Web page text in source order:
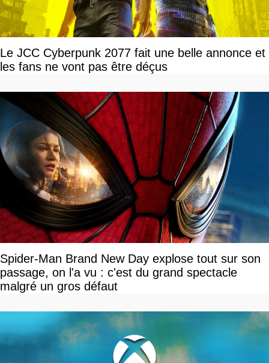
Le JCC Cyberpunk 2077 fait une belle annonce et
les fans ne vont pas être déçus
Spider-Man Brand New Day explose tout sur son
passage, on l'a vu : c'est du grand spectacle
malgré un gros défaut